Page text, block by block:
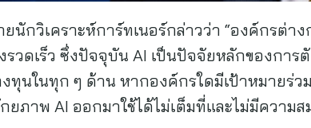
นักวิเคราะห์การ์ทเนอร์กล่าวว่า “องค์กรต่า
วดเร็ว ซึ่งปัจจุบัน AI เป็นปัจจัยหลักของการ
ทุนในทุก ๆ ด้าน หากองค์กรใดมีเป้าหมายร่
ภาพ AI ออกมาใช้ได้ไม่เต็มที่และไม่มีความส